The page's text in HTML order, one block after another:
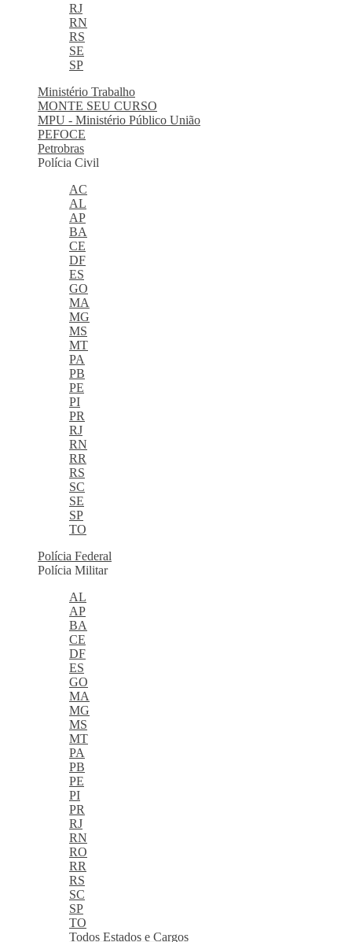
RJ
RN
RS
SE
SP
Ministério Trabalho
MONTE SEU CURSO
MPU - Ministério Público União
PEFOCE
Petrobras
Polícia Civil
AC
AL
AP
BA
CE
DF
ES
GO
MA
MG
MS
MT
PA
PB
PE
PI
PR
RJ
RN
RR
RS
SC
SE
SP
TO
Polícia Federal
Polícia Militar
AL
AP
BA
CE
DF
ES
GO
MA
MG
MS
MT
PA
PB
PE
PI
PR
RJ
RN
RO
RR
RS
SC
SP
TO
Todos Estados e Cargos